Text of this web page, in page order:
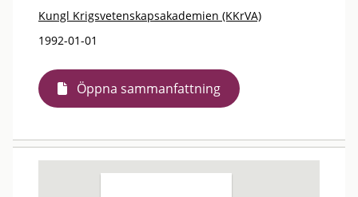
Kungl Krigsvetenskapsakademien (KKrVA)
1992-01-01
Öppna sammanfattning